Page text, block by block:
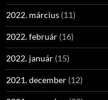
2022. március (11)
2022. február (16)
2022. január (15)
2021. december (12)